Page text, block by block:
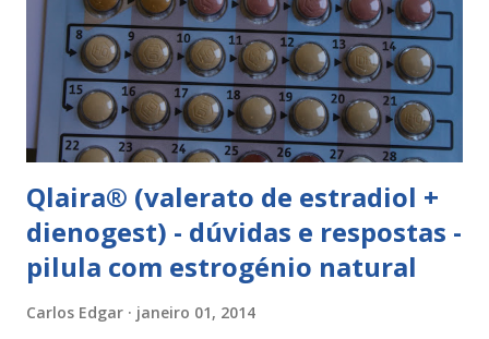
Qlaira® (valerato de estradiol +
dienogest) - dúvidas e respostas -
pilula com estrogénio natural
Carlos Edgar janeiro 01, 2014